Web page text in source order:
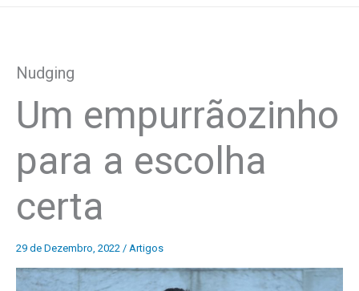
Nudging
Um empurrãozinho
para a escolha
certa
29 de Dezembro, 2022 / Artigos